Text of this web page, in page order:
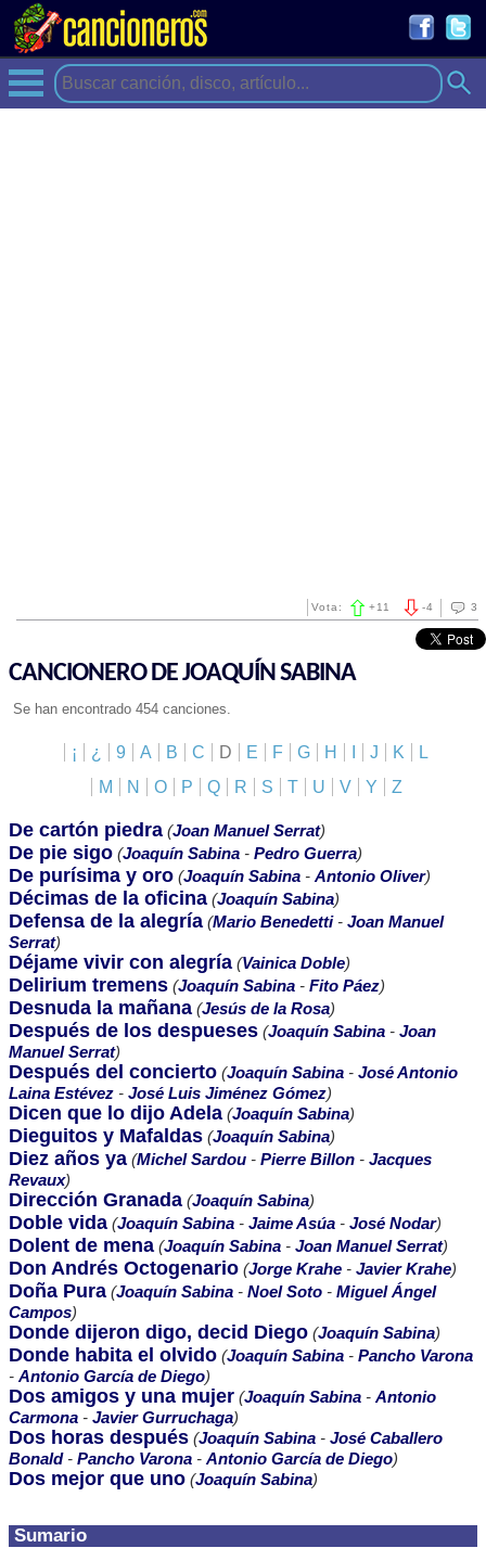
3
-4
Vota: +11
CANCIONERO DE JOAQUÍN SABINA
Se han encontrado 454 canciones.
¡ ¿ 9 A B C D E F G H J K
L
M
N O P Q R S T U V Y Z
Sumario
De cartón piedra (Joan Manuel Serrat)
De pie sigo (Joaquín Sabina - Pedro Guerra)
De purísima y oro (Joaquín Sabina - Antonio Oliver)
Décimas de la oficina (Joaquín Sabina)
Defensa de la alegría (Mario Benedetti- Joan Manuel
Serrat)
Déjame vivir con alegría (Vainica Doble)
Delirium tremens (Joaquín Sabina - Fito Páez)
Desnuda la mañana (Jesús de la Rosa)
Después de los despueses (Joaquín Sabina - Joan
Manuel Serrat)
Después del concierto (Joaquín Sabina - José Antonio
Laina Estévez - José Luis Jiménez Gómez)
Dicen que lo dijo Adela (Joaquín Sabina)
Dieguitos y Mafaldas (Joaquín Sabina)
Diez años ya (Michel Sardou - Pierre Billon - Jacques
Revaux)
Dirección Granada (Joaquín Sabina)
Doble vida (Joaquín Sabina - Jaime Asúa - José Nodar)
Dolent de mena (Joaquín Sabina - Joan Manuel Serrat)
Don Andrés Octogenario (Jorge Krahe - Javier Krahe)
Doña Pura (Joaquín Sabina - Noel Soto - Miguel Ángel
Campos)
Donde dijeron digo, decid Diego (Joaquín Sabina)
Donde habita el olvido (Joaquín Sabina - Pancho Varona
- Antonio García de Diego)
Dos amigos y una mujer (Joaquín Sabina - Antonio
Carmona - Javier Gurruchaga)
Dos horas después (Joaquín Sabina - José Caballero
Bonald- Pancho Varona - Antonio García de Diego)
Dos mejor que uno (Joaquín Sabina)